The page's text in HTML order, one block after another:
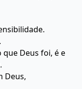
Deus foi, é e
Deus,